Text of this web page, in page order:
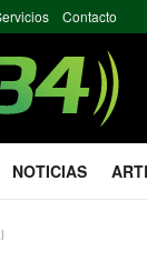
Contacto
NOTICIAS